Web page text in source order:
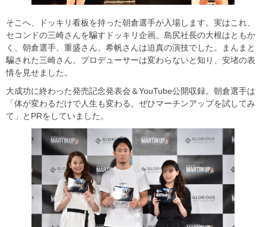
そこへ、ドッキリ看板を持った朝倉選手が入場します。実はこれ、
セコンドの三崎さんを騙すドッキリ企画。島尻社長の大根はともか
く、朝倉選手、重盛さん、希帆さんは迫真の演技でした。まんまと
騙された三崎さん。プロデューサーは変わらないと知り、安堵の表
情を見せました。
大成功に終わった発売記念発表会＆YouTube公開収録。朝倉選手は
「体が変わるだけで人生も変わる。ぜひマーチンアップを試してみ
て」とPRをしていました。